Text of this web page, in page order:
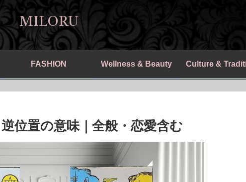
MILORU
FASHION Wellness & Beauty Culture &
位置の意味｜全般・恋愛含む